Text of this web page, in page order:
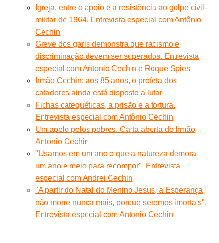
Igreja, entre o apoio e a resistência ao golpe civil-
militar de 1964. Entrevista especial com Antônio
Cechin
Greve dos garis demonstra que racismo e
discriminação devem ser superados. Entrevista
especial com Antonio Cechin e Roque Spies
Irmão Cechin: aos 85 anos, o profeta dos
catadores ainda está disposto a lutar
Fichas catequéticas, a prisão e a tortura.
Entrevista especial com Antônio Cechin
Um apelo pelos pobres. Carta aberta do Irmão
Antonio Cechin
"Usamos em um ano o que a natureza demora
um ano e meio para recompor". Entrevista
especial com Andrei Cechin
"A partir do Natal do Menino Jesus, a Esperança
não morre nunca mais, porque seremos imortais".
Entrevista especial com Antonio Cechin